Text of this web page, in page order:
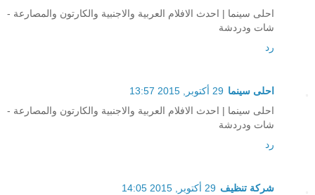
احلى سينما | احدث الافلام العربية والاجنبية والكارتون والمصارعة -
شات ودردشة
رد
احلى سينما 29 أكتوبر, 2015 13:57
احلى سينما | احدث الافلام العربية والاجنبية والكارتون والمصارعة -
شات ودردشة
رد
شركة تنظيف 29 أكتوبر, 2015 14:05